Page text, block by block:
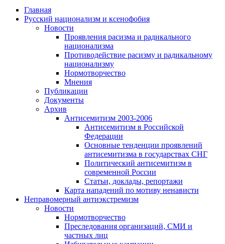
Главная
Русский национализм и ксенофобия
Новости
Проявления расизма и радикального
национализма
Противодействие расизму и радикальному
национализму
Нормотворчество
Мнения
Публикации
Документы
Архив
Антисемитизм 2003-2006
Антисемитизм в Российской
Федерации
Основные тенденции проявлений
антисемитизма в государствах СНГ
Политический антисемитизм в
современной России
Статьи, доклады, репортажи
Карта нападений по мотиву ненависти
Неправомерный антиэкстремизм
Новости
Нормотворчество
Преследования организаций, СМИ и
частных лиц